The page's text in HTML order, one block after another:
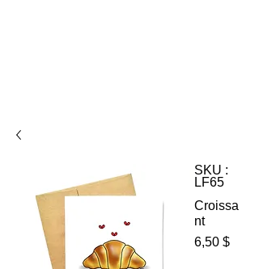
SKU :
LF65
Croissa
nt
6,50 $Prix